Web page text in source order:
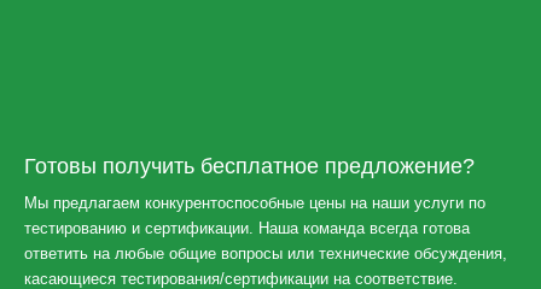
Готовы получить бесплатное предложение?
Мы предлагаем конкурентоспособные цены на наши услуги по
тестированию и сертификации. Наша команда всегда готова
ответить на любые общие вопросы или технические обсуждения,
касающиеся тестирования/сертификации на соответствие.